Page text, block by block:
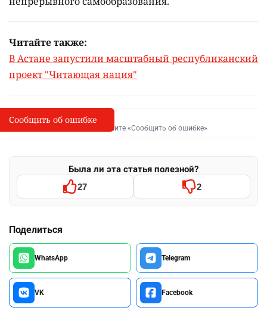
Читайте также:
В Астане запустили масштабный республиканский
проект "Читающая нация"
I
Сообщить об опечатке
Выделите фрагмент и нажмите «Сообщить об ошибке»
Была ли эта статья полезной?
27 2
Поделиться
WhatsApp Telegram
VK Facebook
Сообщить об ошибке